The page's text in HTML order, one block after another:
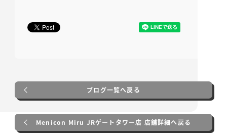
ブログ一覧へ戻る
Menicon Miru JRゲートタワー店 店舗詳細へ戻る